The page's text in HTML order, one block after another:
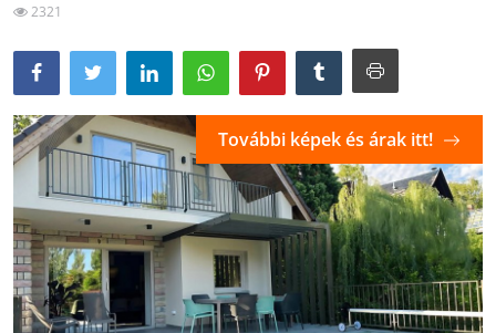
2321
További képek és árak itt!